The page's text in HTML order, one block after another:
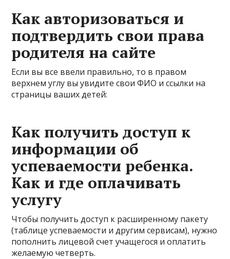
Как авторизоваться и
подтвердить свои права
родителя на сайте
Если вы все ввели правильно, то в правом
верхнем углу вы увидите свои ФИО и ссылки на
страницы ваших детей:
Как получить доступ к
информации об
успеваемости ребенка.
Как и где оплачивать
услугу
Чтобы получить доступ к расширенному пакету
(таблице успеваемости и другим сервисам), нужно
пополнить лицевой счет учащегося и оплатить
желаемую четверть.